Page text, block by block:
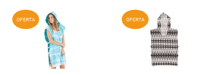
OFERTA Add to Wishlist
OFERTA